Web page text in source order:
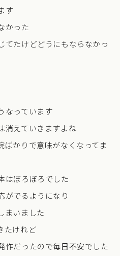
す
かった
てたけどどうにもならなかっ
なっています
消えていきますよね
かりで意味がなくなってま
はぼろぼろでした
がでるようになり
まいました
たけれど
作だったので毎日不安でした